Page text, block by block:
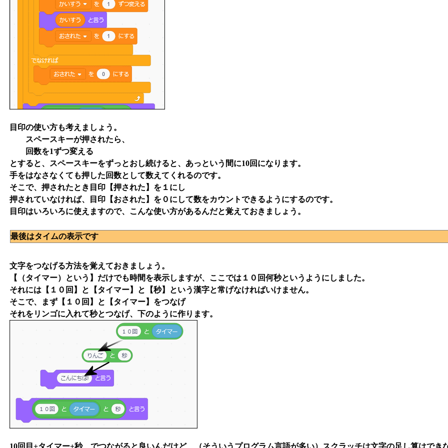
目印の使い方も考えましょう。
スペースキーが押されたら、
回数を1ずつ変える
とすると、スペースキーをずっとおし続けると、あっという間に10回になります。
手をはなさなくても押した回数として数えてくれるのです。
そこで、押されたとき目印【押された】を１にし
押されていなければ、目印【おされた】を０にして数をカウントできるようにするのです。
目印はいろいろに使えますので、こんな使い方があるんだと覚えておきましょう。
最後はタイムの表示です
文字をつなげる方法を覚えておきましょう。
【（タイマー）という】だけでも時間を表示しますが、ここでは１０回何秒というようにしました。
それには【１０回】と【タイマー】と【秒】という漢字と常げなければいけません。
そこで、まず【１０回】と【タイマー】をつなげ
それをリンゴに入れて秒とつなげ、下のように作ります。
10回目+タイマー+秒 でつながると良いんだけど、（そういうプログラム言語が多い）スクラッチは文字の足し算はでき